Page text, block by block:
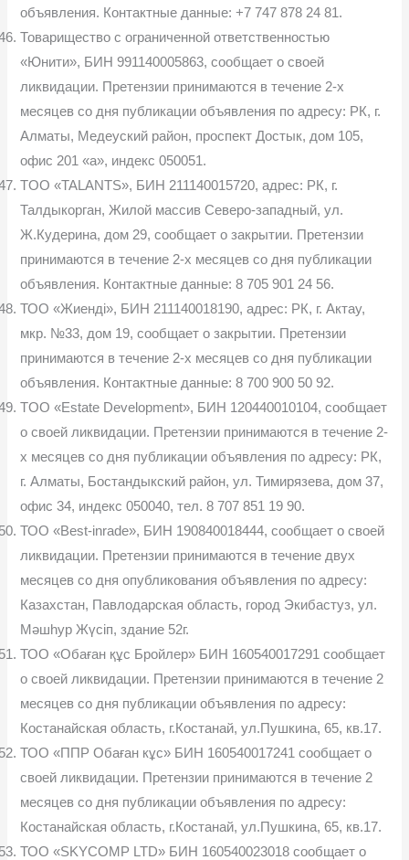
объявления. Контактные данные: +7 747 878 24 81.
Товарищество с ограниченной ответственностью
«Юнити», БИН 991140005863, сообщает о своей
ликвидации. Претензии принимаются в течение 2-х
месяцев со дня публикации объявления по адресу: РК, г.
Алматы, Медеуский район, проспект Достык, дом 105,
офис 201 «a», индекс 050051.
TOO «TALANTS», БИН 211140015720, адрес: РК, г.
Талдыкорган, Жилой массив Северо-западный, ул.
Ж.Кудерина, дом 29, сообщает о закрытии. Претензии
принимаются в течение 2-х месяцев со дня публикации
объявления. Контактные данные: 8 705 901 24 56.
ТОО «Жиенді», БИН 211140018190, адрес: РК, г. Актау,
мкр. №33, дом 19, сообщает о закрытии. Претензии
принимаются в течение 2-х месяцев со дня публикации
объявления. Контактные данные: 8 700 900 50 92.
TOO «Estate Development», БИН 120440010104, сообщает
о своей ликвидации. Претензии принимаются в течение 2-
х месяцев со дня публикации объявления по адресу: РК,
г. Алматы, Бостандыкский район, ул. Тимирязева, дом 37,
офис 34, индекс 050040, тел. 8 707 851 19 90.
ТОО «Best-inrade», БИН 190840018444, сообщает о своей
ликвидации. Претензии принимаются в течение двух
месяцев со дня опубликования объявления по адресу:
Казахстан, Павлодарская область, город Экибастуз, ул.
Мәшһур Жүсіп, здание 52г.
ТОО «Обаған құс Бройлер» БИН 160540017291 сообщает
о своей ликвидации. Претензии принимаются в течение 2
месяцев со дня публикации объявления по адресу:
Костанайская область, г.Костанай, ул.Пушкина, 65, кв.17.
ТОО «ППР Обаған кұс» БИН 160540017241 сообщает о
своей ликвидации. Претензии принимаются в течение 2
месяцев со дня публикации объявления по адресу:
Костанайская область, г.Костанай, ул.Пушкина, 65, кв.17.
ТОО «SKYCOMP LTD» БИН 160540023018 сообщает о